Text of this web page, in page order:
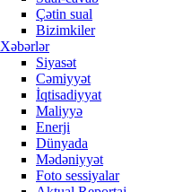
Çətin sual
Bizimkiler
Xəbərlər
Siyasət
Cəmiyyət
İqtisadiyyat
Maliyyə
Enerji
Dünyada
Mədəniyyət
Foto sessiyalar